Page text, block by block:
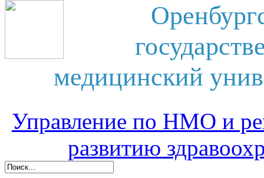
медицинский
Управление по НМО и
развитию